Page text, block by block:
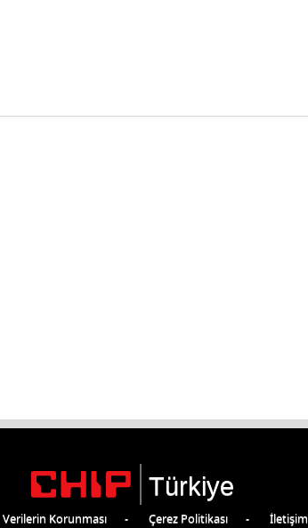
Türkiye
Verilerin Korunması Çerez Politikası İletişim